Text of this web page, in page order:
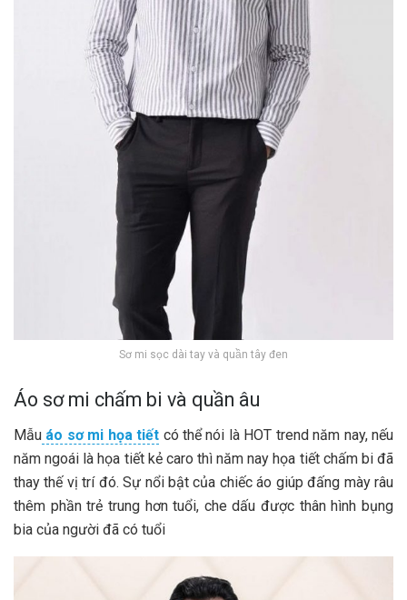
Sơ mi sọc dài tay và quần tây đen
Áo sơ mi chấm bi và quần âu
Mẫu áo sơ mi họa tiết có thể nói là HOT trend năm nay, nếu
năm ngoái là họa tiết kẻ caro thì năm nay họa tiết chấm bi đã
thay thế vị trí đó. Sự nổi bật của chiếc áo giúp đấng mày râu
thêm phần trẻ trung hơn tuổi, che dấu được thân hình bụng
bia của người đã có tuổi